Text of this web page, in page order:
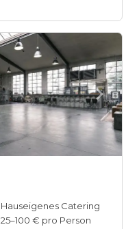
Hauseigenes Catering
25–100 € pro Person